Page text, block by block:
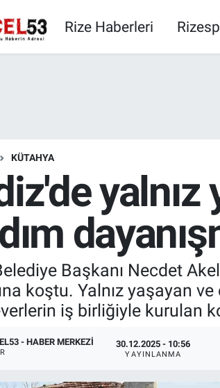
Rize Haberleri
KÜTAHYA
Başkanı Necdet
koştu. Yalnız yaşayan
iş birliğiyle kurulan
- HABER MERKEZI 30.12.2025 - 10:56
YAYINLANMA